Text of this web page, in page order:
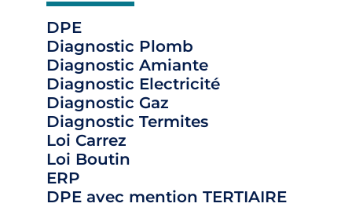
DPE
Diagnostic Plomb
Diagnostic Amiante
Diagnostic Electricité
Diagnostic Gaz
Diagnostic Termites
Loi Carrez
Loi Boutin
ERP
DPE avec mention TERTIAIRE